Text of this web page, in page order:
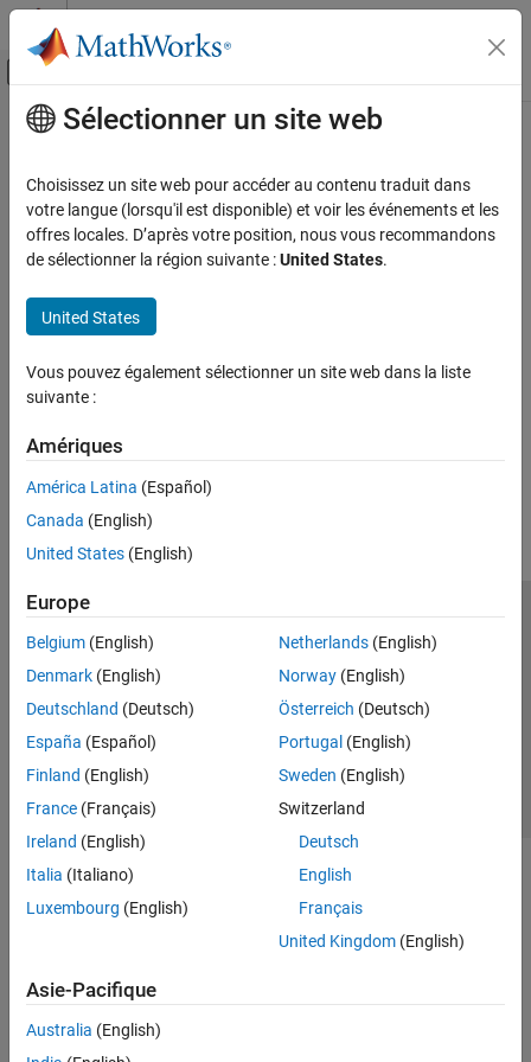
Passer au contenu
Activer/désactiver l'affichage du menu
Accueil de la documentation
Contenu principal
How useful was this information?
Sélectionner un site web
Choisissez un site web pour accéder au contenu traduit dans
votre langue (lorsqu'il est disponible) et voir les événements et les
offres locales. D’après votre position, nous vous recommandons
de sélectionner la région suivante :United States.
United States
Vous pouvez également sélectionner un site web dans la liste
suivante :
Amériques
América Latina (Español)
Canada (English)
United States (English)
Europe
Belgium (English)
Denmark (English)
Deutschland (Deutsch)
España (Español)
Finland (English)
France (Français)
Ireland (English)
Italia (Italiano)
Luxembourg (English)
Netherlands(English)
Norway(English)
Österreich (Deutsch)
Portugal (English)
Sweden (English)
Switzerland
Deutsch
English
Français
United Kingdom(English)
Asie-Pacifique
Australia (English)
Lutte anti-piratage
Contacts locaux
© 1994-2026 The MathWorks, Inc.